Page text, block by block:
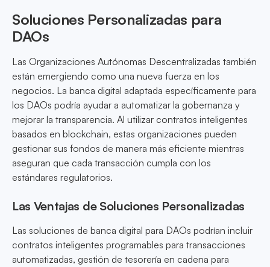
Soluciones Personalizadas para
DAOs
Las Organizaciones Autónomas Descentralizadas también
están emergiendo como una nueva fuerza en los
negocios. La banca digital adaptada específicamente para
los DAOs podría ayudar a automatizar la gobernanza y
mejorar la transparencia. Al utilizar contratos inteligentes
basados en blockchain, estas organizaciones pueden
gestionar sus fondos de manera más eficiente mientras
aseguran que cada transacción cumpla con los
estándares regulatorios.
Las Ventajas de Soluciones Personalizadas
Las soluciones de banca digital para DAOs podrían incluir
contratos inteligentes programables para transacciones
automatizadas, gestión de tesorería en cadena para